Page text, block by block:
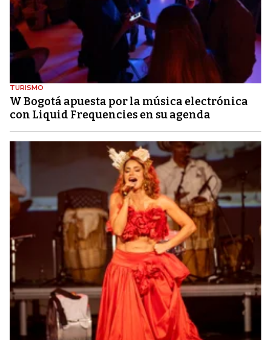
TURISMO
W Bogotá apuesta por la música electrónica
con Liquid Frequencies en su agenda